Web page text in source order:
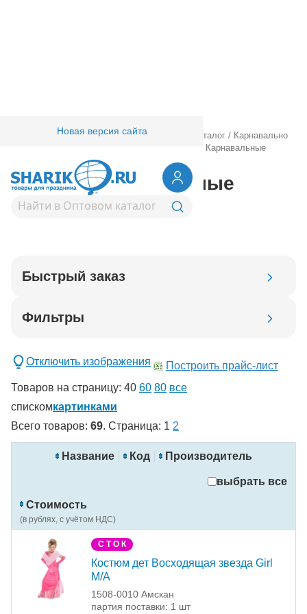
Новая версия сайта
Товары для праздника/ Оптовый каталог / Карнавально
Карнавальные
Детские карнавальные
костюмы
Быстрый заказ
Фильтры
спецпредложение
Сбросить фильтры
Отключить изображения
Построить прайс-лист
Товаров на страницу: 40 60 80 все
спискомкартинками
Всего товаров: 69. Страница: 1 2
Название Код Производитель
выбрать все
Стоимость
(в рублях, с учётом НДС)
С Т О К
Костюм дет Восходящая звезда Girl
M/A
1508-0010 Амскан
партия поставки: 1 шт